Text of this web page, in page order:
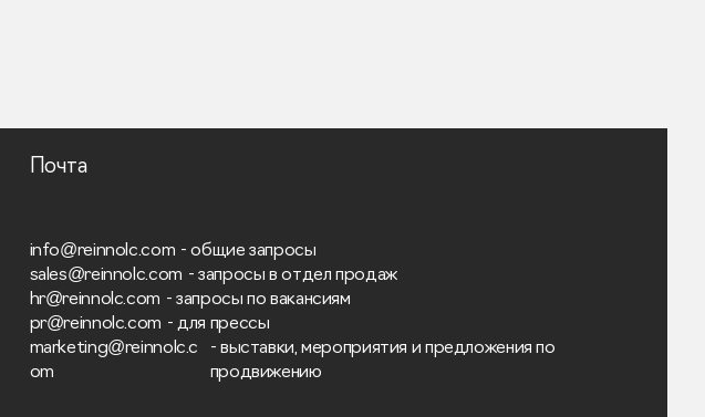
Почта
info@reinnolc.com - общие запросы
sales@reinnolc.com - запросы в отдел продаж
hr@reinnolc.com - запросы по вакансиям
pr@reinnolc.com - для прессы
marketing@reinnolc.c
om
- выставки, мероприятия и предложения по
продвижению